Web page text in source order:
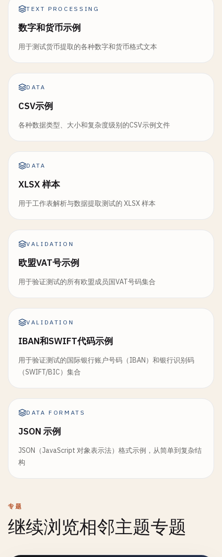
TEXT PROCESSING
数字和货币示例
用于测试货币提取的各种数字和货币格式文本
DATA
CSV示例
各种数据类型、大小和复杂度级别的CSV示例文件
DATA
XLSX 样本
用于工作表解析与数据提取测试的 XLSX 样本
VALIDATION
欧盟VAT号示例
用于验证测试的所有欧盟成员国VAT号码集合
VALIDATION
IBAN和SWIFT代码示例
用于验证测试的国际银行账户号码（IBAN）和银行识别码
（SWIFT/BIC）集合
DATA FORMATS
JSON 示例
JSON（JavaScript 对象表示法）格式示例，从简单到复杂结
构
专题
继续浏览相邻主题专题